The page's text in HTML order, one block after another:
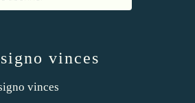
vinces